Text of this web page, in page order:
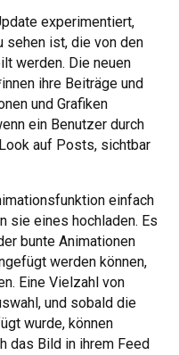
experimentiert,
ist, die von den
werden. Die neuen
ihre Beiträge und
und Grafiken
ein Benutzer durch
auf Posts, sichtbar
einfach
sie eines hochladen. Es
bunte Animationen
werden können,
Eine Vielzahl von
und sobald die
wurde, können
das Bild in ihrem Feed